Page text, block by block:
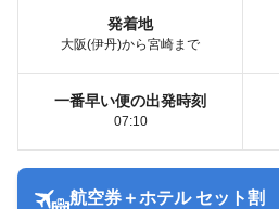
発着地
大阪(伊丹)から宮崎まで
一番早い便の出発時刻
07:10
航空券＋ホテル セット割